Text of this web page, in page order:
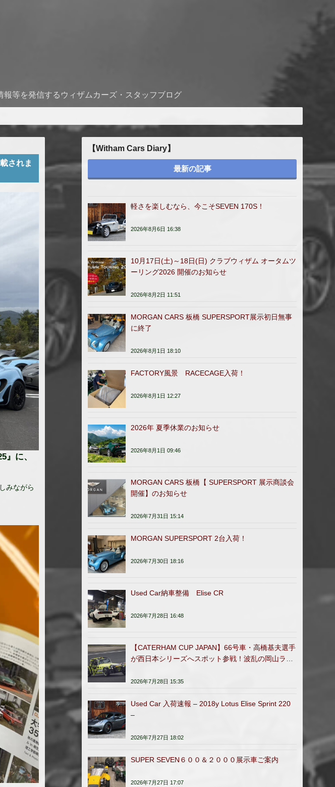
等を発信するウィザムカーズ・スタッフブログ
されま
』に、
みながら
【Witham Cars Diary】
最新の記事
軽さを楽しむなら、今こそSEVEN 170S！
2026年8月6日 16:38
10月17日(土)～18日(日) クラブウィザム オータムツ
ーリング2026 開催のお知らせ
2026年8月2日 11:51
MORGAN CARS 板橋 SUPERSPORT展示初日無事
に終了
2026年8月1日 18:10
FACTORY風景 RACECAGE入荷！
2026年8月1日 12:27
2026年 夏季休業のお知らせ
2026年8月1日 09:46
MORGAN CARS 板橋【 SUPERSPORT 展示商談会
開催】のお知らせ
2026年7月31日 15:14
MORGAN SUPERSPORT 2台入荷！
2026年7月30日 18:16
Used Car納車整備 Elise CR
2026年7月28日 16:48
【CATERHAM CUP JAPAN】66号車・高橋基夫選手
が西日本シリーズへスポット参戦！波乱の岡山ラウ
2026年7月28日 15:35
Used Car 入荷速報 – 2018y Lotus Elise Sprint 220
–
2026年7月27日 18:02
SUPER SEVEN６００＆２０００展示車ご案内
2026年7月27日 17:07